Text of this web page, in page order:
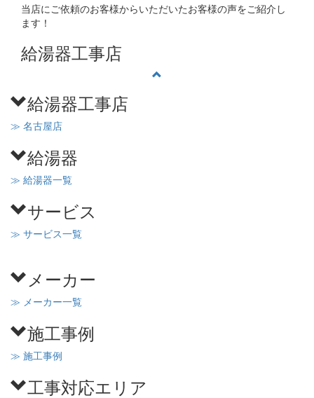
当店にご依頼のお客様からいただいたお客様の声をご紹介し
ます！
給湯器工事店
給湯器工事店
≫ 名古屋店
給湯器
≫ 給湯器一覧
サービス
≫ サービス一覧
メーカー
≫ メーカー一覧
施工事例
≫ 施工事例
工事対応エリア